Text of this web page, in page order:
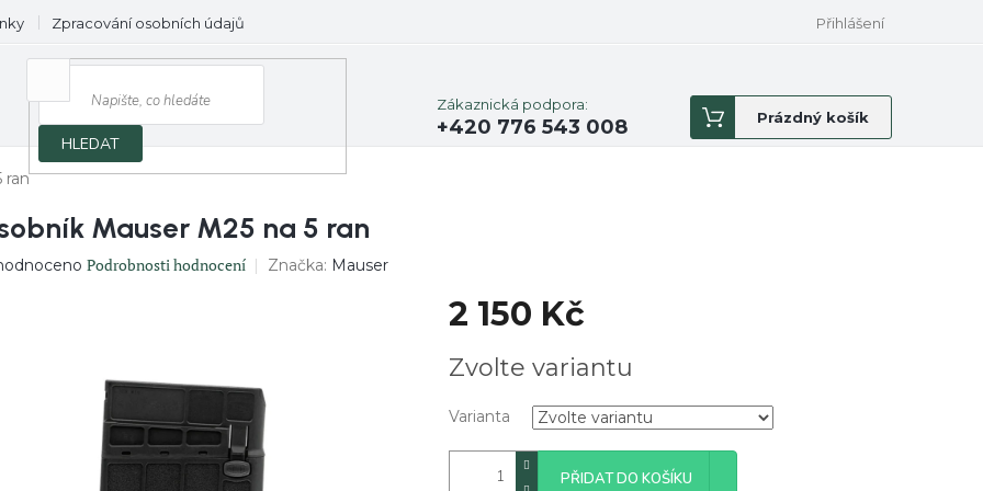
Zpracování osobních údajů Přihlášení
HLEDAT
Zákaznická podpora:
+420 776 543 008
Nákupní
košík
Prázdný košík
ran
Mauser M25 na 5 ran
Podrobnosti hodnocení Značka: Mauser
2 150 Kč
cena:
Zvolte variantu
Varianta
PŘIDAT DO KOŠÍKU